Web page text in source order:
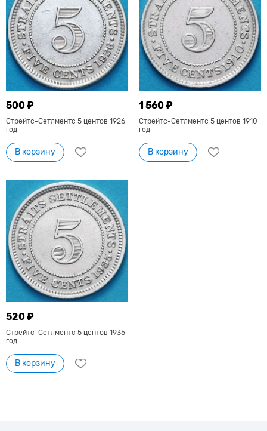
500 ₽
Стрейтс-Сетлментс 5 центов 1926
год
В корзину
1 560 ₽
Стрейтс-Сетлментс 5 центов 1910
год
В корзину
520 ₽
Стрейтс-Сетлментс 5 центов 1935
год
В корзину